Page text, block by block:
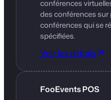
conférences
des conférences sur
conférences qui se
spécifiées.
Voir les détails
FooEvents POS